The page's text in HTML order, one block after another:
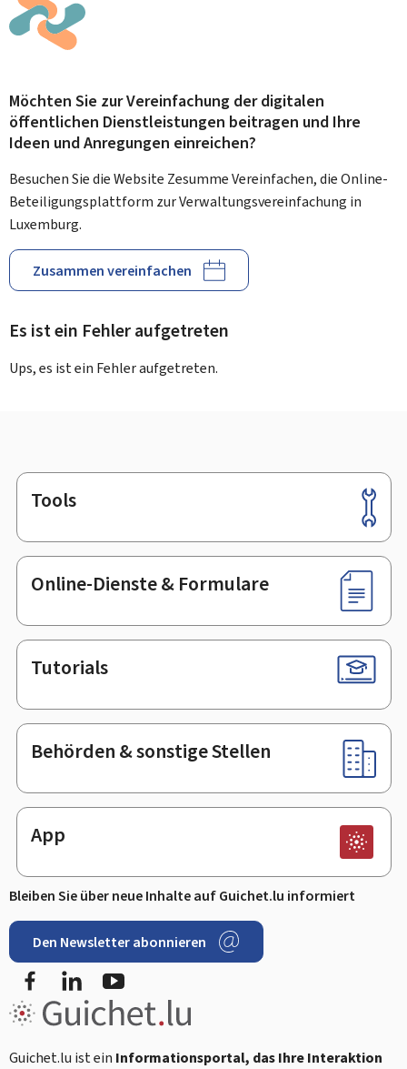
Möchten Sie zur Vereinfachung der digitalen
öffentlichen Dienstleistungen beitragen und Ihre
Ideen und Anregungen einreichen?
Besuchen Sie die Website Zesumme Vereinfachen, die Online-
Beteiligungsplattform zur Verwaltungsvereinfachung in
Luxemburg.
Zusammen vereinfachen
Es ist ein Fehler aufgetreten
Ups, es ist ein Fehler aufgetreten.
Footer
Tools
Online-Dienste & Formulare
Tutorials
Behörden & sonstige Stellen
App
Bleiben Sie über neue Inhalte auf Guichet.lu informiert
Den Newsletter abonnieren
FacebookLinkedIn
Guichet.lu ist ein Informationsportal, das Ihre Interaktion